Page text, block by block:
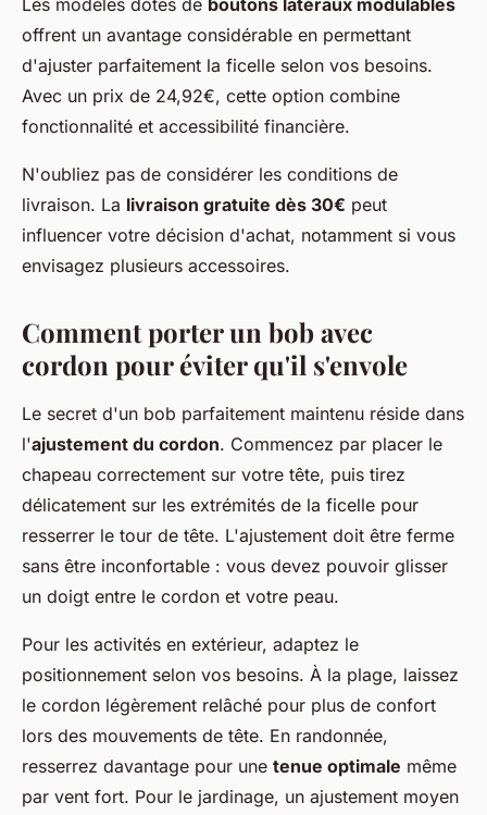
Les modèles dotés de boutons latéraux modulables
offrent un avantage considérable en permettant
d'ajuster parfaitement la ficelle selon vos besoins.
Avec un prix de 24,92€, cette option combine
fonctionnalité et accessibilité financière.
N'oubliez pas de considérer les conditions de
livraison. La livraison gratuite dès 30€ peut
influencer votre décision d'achat, notamment si vous
envisagez plusieurs accessoires.
Comment porter un bob avec
cordon pour éviter qu'il s'envole
Le secret d'un bob parfaitement maintenu réside dans
l'ajustement du cordon. Commencez par placer le
chapeau correctement sur votre tête, puis tirez
délicatement sur les extrémités de la ficelle pour
resserrer le tour de tête. L'ajustement doit être ferme
sans être inconfortable : vous devez pouvoir glisser
un doigt entre le cordon et votre peau.
Pour les activités en extérieur, adaptez le
positionnement selon vos besoins. À la plage, laissez
le cordon légèrement relâché pour plus de confort
lors des mouvements de tête. En randonnée,
resserrez davantage pour une tenue optimale même
par vent fort. Pour le jardinage, un ajustement moyen